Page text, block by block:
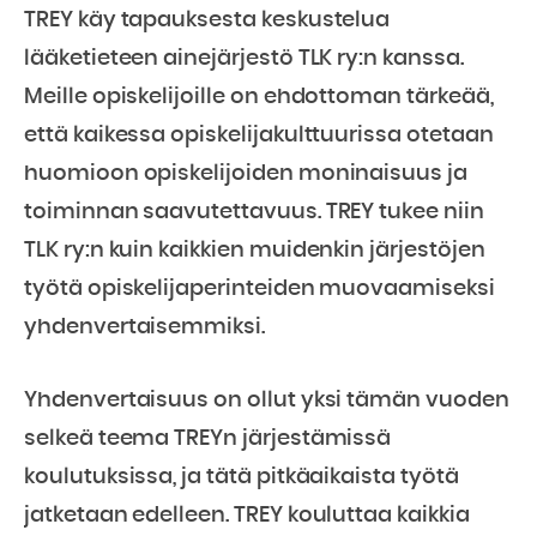
TREY käy tapauksesta keskustelua
lääketieteen ainejärjestö TLK ry:n kanssa.
Meille opiskelijoille on ehdottoman tärkeää,
että kaikessa opiskelijakulttuurissa otetaan
huomioon opiskelijoiden moninaisuus ja
toiminnan saavutettavuus. TREY tukee niin
TLK ry:n kuin kaikkien muidenkin järjestöjen
työtä opiskelijaperinteiden muovaamiseksi
yhdenvertaisemmiksi.
Yhdenvertaisuus on ollut yksi tämän vuoden
selkeä teema TREYn järjestämissä
koulutuksissa, ja tätä pitkäaikaista työtä
jatketaan edelleen. TREY kouluttaa kaikkia